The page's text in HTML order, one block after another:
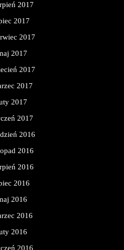
2017
2017
2017
2017
2017
2017
2017
2017
2016
2016
2016
2016
2016
2016
2016
2016